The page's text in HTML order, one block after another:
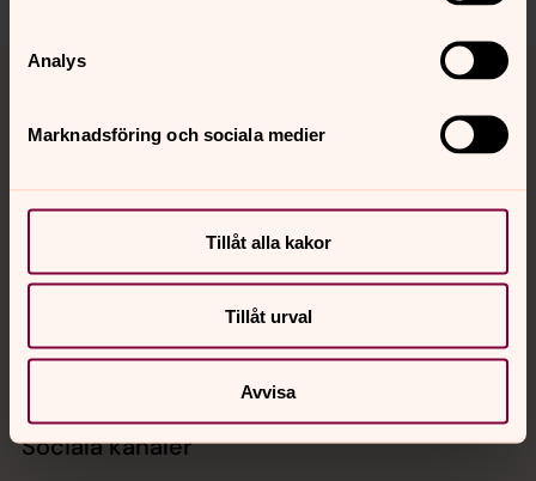
Analys
Marknadsföring och sociala medier
Tillåt alla kakor
Tillåt urval
Avvisa
Tillbaka till toppen
Tillbaka till innehållet
Kalender
Hitta snabbt
Sociala kanaler